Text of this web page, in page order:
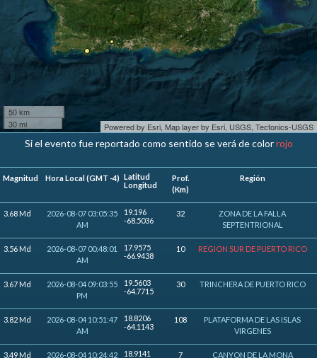
50 km
30 mi
Powered by Esri, Map layer by Esri, USGS, Tectonics-USGS
Si el evento fue reportado como sentido se verá de colorrojo
Magnitud Hora Local (GMT -4) Latitud
Longitud
Prof.
(Km)
Región
3.68 Md
2026-08-07 03:05:35
AM
19.196
-68.5036
32
ZONA DE LA FALLA
SEPTENTRIONAL
3.56 Md
2026-08-07 00:48:01
AM
17.9575
-66.9438
10 REGION SUR DE PUERTO RICO
3.67 Md
2026-08-04 09:03:55
PM
19.5603
-64.7715
30 TRINCHERA DE PUERTO RICO
3.82 Md
2026-08-04 10:51:47
AM
18.8206
-64.1143
108
PLATAFORMA DE LAS ISLAS
VIRGENES
3.49 Md
2026-08-04 10:24:42
18.9141
7 CANYON DE LA MONA